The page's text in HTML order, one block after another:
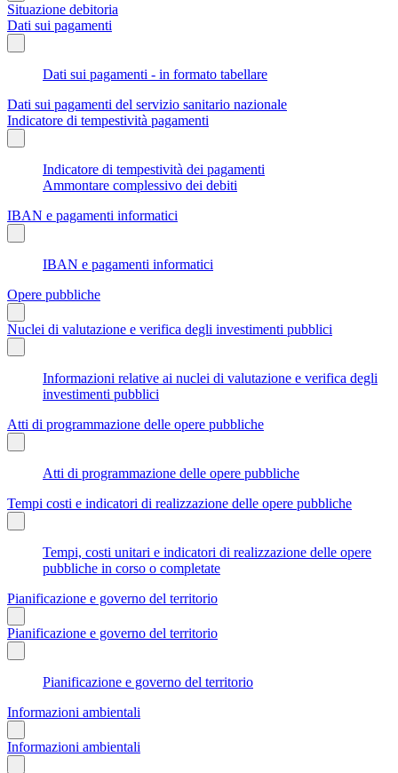
Situazione debitoria
Dati sui pagamenti
Dati sui pagamenti - in formato tabellare
Dati sui pagamenti del servizio sanitario nazionale
Indicatore di tempestività pagamenti
Indicatore di tempestività dei pagamenti
Ammontare complessivo dei debiti
IBAN e pagamenti informatici
IBAN e pagamenti informatici
Opere pubbliche
Nuclei di valutazione e verifica degli investimenti pubblici
Informazioni relative ai nuclei di valutazione e verifica degli
investimenti pubblici
Atti di programmazione delle opere pubbliche
Atti di programmazione delle opere pubbliche
Tempi costi e indicatori di realizzazione delle opere pubbliche
Tempi, costi unitari e indicatori di realizzazione delle opere
pubbliche in corso o completate
Pianificazione e governo del territorio
Pianificazione e governo del territorio
Pianificazione e governo del territorio
Informazioni ambientali
Informazioni ambientali